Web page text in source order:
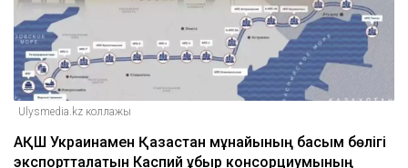
Ulysmedia.kz коллажы
АҚШ Украинамен Қазақстан мұнайының басым бөлігі
экспортталатын Каспий құбыр консорциумының